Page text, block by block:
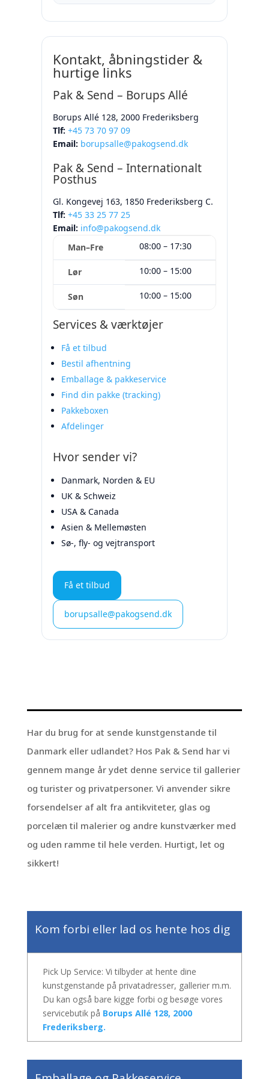
modtager.
Kontakt, åbningstider &
hurtige links
Pak & Send – Borups Allé
Borups Allé 128, 2000 Frederiksberg
Tlf: +45 73 70 97 09
Email: borupsalle@pakogsend.dk
Pak & Send – Internationalt
Posthus
Gl. Kongevej 163, 1850 Frederiksberg C.
Tlf: +45 33 25 77 25
Email: info@pakogsend.dk
Man–Fre
08:00 – 17:30
Lør 10:00 – 15:00
Søn 10:00 – 15:00
Services & værktøjer
Få et tilbud
Bestil afhentning
Emballage & pakkeservice
Find din pakke (tracking)
Pakkeboxen
Afdelinger
Hvor sender vi?
Danmark, Norden & EU
UK & Schweiz
USA & Canada
Asien & Mellemøsten
Sø-, fly- og vejtransport
Få et tilbud
borupsalle@pakogsend.dk
Har du brug for at sende kunstgenstande til
Danmark eller udlandet? Hos Pak & Send har vi
gennem mange år ydet denne service til gallerier
og turister og privatpersoner. Vi anvender sikre
forsendelser af alt fra antikviteter, glas og
porcelæn til malerier og andre kunstværker med
og uden ramme til hele verden. Hurtigt, let og
sikkert!
Kom forbi eller lad os hente hos dig
Pick Up Service: Vi tilbyder at hente dine
kunstgenstande på privatadresser, gallerier m.m.
Du kan også bare kigge forbi og besøge vores
servicebutik på Borups Allé 128, 2000
Frederiksberg.